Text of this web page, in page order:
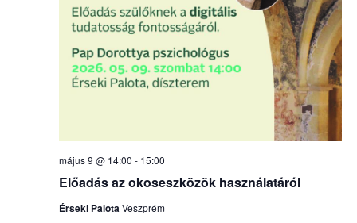
Előadás az okoseszközök használatáról
május 9 @ 14:00 - 15:00
Érseki Palota Veszprém